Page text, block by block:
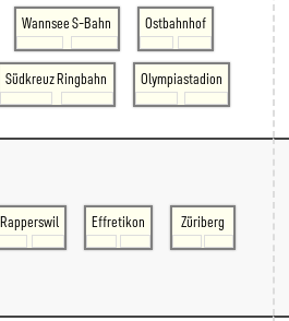
Wannsee S-Bahn Ostbahnhof
Südkreuz Ringbahn Olympiastadion
Rapperswil Effretikon Züriberg